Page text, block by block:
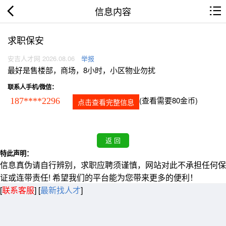
信息内容
求职保安
安吉人才网 2026.08.06 举报
最好是售楼部，商场，8小时，小区物业勿扰
联系人手机/微信：
187****2296 点击查看完整信息 (查看需要80金币)
特此声明：
信息真伪请自行辨别，求职应聘须谨慎，网站对此不承担任何保
证或连带责任! 希望我们的平台能为您带来更多的便利！
[联系客服] [最新找人才]